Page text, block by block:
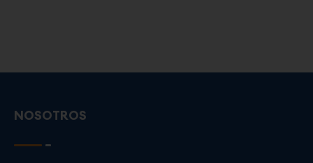
NOSOTROS